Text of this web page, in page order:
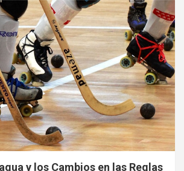
y los Cambios en las Reglas